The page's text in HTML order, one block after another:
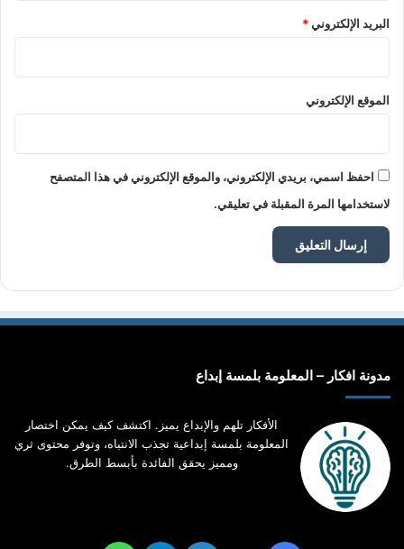
البريد الإلكتروني*
الموقع الإلكتروني
احفظ اسمي، بريدي الإلكتروني، والموقع الإلكتروني في هذا المتصفح
لاستخدامها المرة المقبلة في تعليقي.
مدونة افكار – المعلومة بلمسة إبداع
الأفكار تلهم والإبداع يميز. اكتشف كيف يمكن اختصار
المعلومة بلمسة إبداعية تجذب الانتباه، وتوفر محتوى ثري
ومميز يحقق الفائدة بأبسط الطرق.